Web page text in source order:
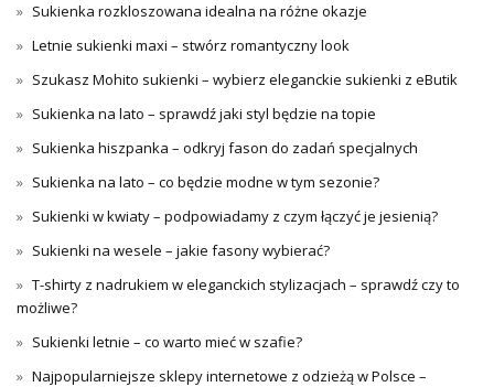
Sukienka rozkloszowana idealna na różne okazje
Letnie sukienki maxi – stwórz romantyczny look
Szukasz Mohito sukienki – wybierz eleganckie sukienki z eButik
Sukienka na lato – sprawdź jaki styl będzie na topie
Sukienka hiszpanka – odkryj fason do zadań specjalnych
Sukienka na lato – co będzie modne w tym sezonie?
Sukienki w kwiaty – podpowiadamy z czym łączyć je jesienią?
Sukienki na wesele – jakie fasony wybierać?
T-shirty z nadrukiem w eleganckich stylizacjach – sprawdź czy to
możliwe?
Sukienki letnie – co warto mieć w szafie?
Najpopularniejsze sklepy internetowe z odzieżą w Polsce –